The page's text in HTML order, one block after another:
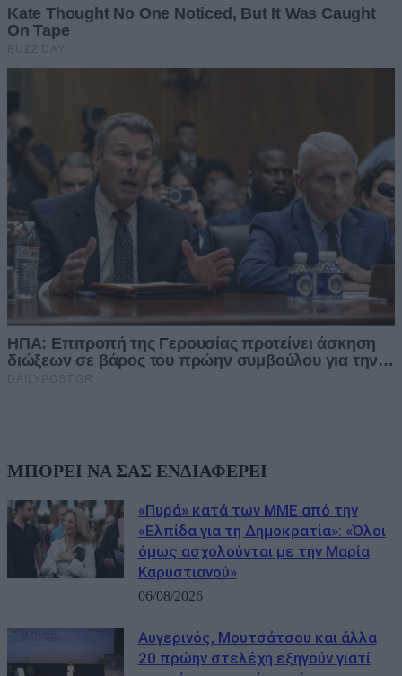
ΜΠΟΡΕΙ ΝΑ ΣΑΣ ΕΝΔΙΑΦΕΡΕΙ
«Πυρά» κατά των ΜΜΕ από την
«Ελπίδα για τη Δημοκρατία»: «Όλοι
όμως ασχολούνται με την Μαρία
Καρυστιανού»
06/08/2026
Αυγερινός, Μουτσάτσου και άλλα
20 πρώην στελέχη εξηγούν γιατί